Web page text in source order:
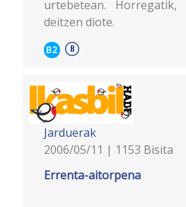
urtebetean.
deitzen diote.
B2
Jarduerak
2006/05/11 | 1153 Bisita
Errenta-aitorpena